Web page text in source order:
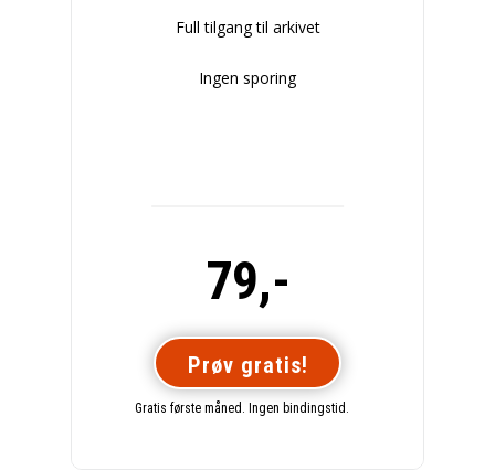
Full tilgang til arkivet
Ingen sporing
79,-
Prøv gratis!
Gratis første måned. Ingen bindingstid.